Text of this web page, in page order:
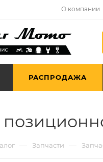
О компании
РАСПРОДАЖА
— Запчасти —